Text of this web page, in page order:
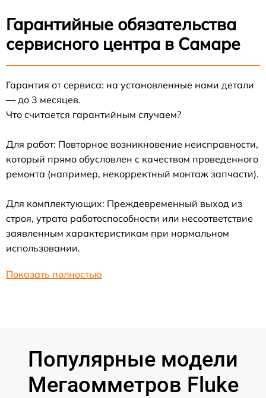
Гарантийные обязательства
сервисного центра в Самаре
Гарантия от сервиса: на установленные нами детали
— до 3 месяцев.
Что считается гарантийным случаем?
Для работ: Повторное возникновение неисправности,
который прямо обусловлен с качеством проведенного
ремонта (например, некорректный монтаж запчасти).
Для комплектующих: Преждевременный выход из
строя, утрата работоспособности или несоответствие
заявленным характеристикам при нормальном
использовании.
Показать полностью
Популярные модели
Мегаомметров Fluke